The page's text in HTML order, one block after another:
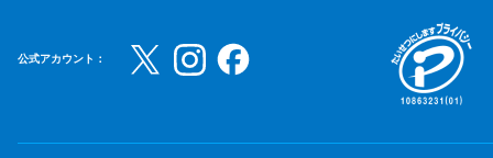
公式アカウント：